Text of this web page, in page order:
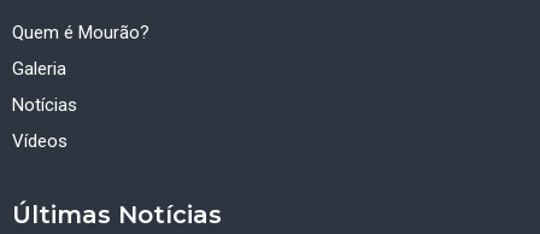
Quem é Mourão?
Galeria
Notícias
Vídeos
Últimas Notícias